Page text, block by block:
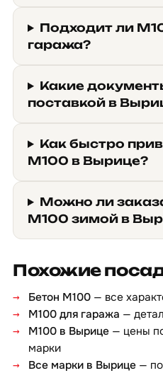
Подходит ли
гаража?
Какие
поставкой в
Как быстро
М100 в Вырице?
Можно ли
М100 зимой в
Похожие
Бетон М100 — все
М100 для гаража —
М100 в Вырице — цены
марки
Все марки в Вырице —